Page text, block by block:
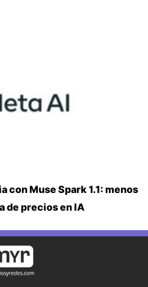
con Muse Spark 1.1: menos
de precios en IA